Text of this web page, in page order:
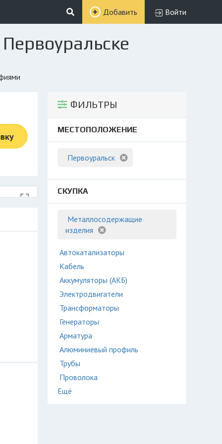
Добавить Войти
ФИЛЬТРЫ
МЕСТОПОЛОЖЕНИЕ
Первоуральск
СКУПКА
Металлосодержащие
изделия
Автокатализаторы
Кабель
Аккумуляторы (АКБ)
Электродвигатели
Трансформаторы
Генераторы
Арматура
Алюминиевый профиль
Трубы
Проволока
Ещё